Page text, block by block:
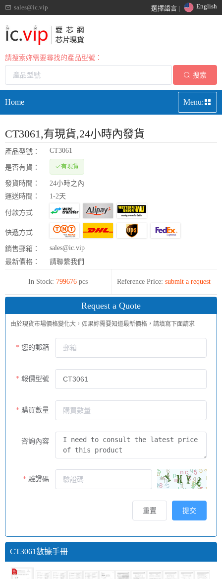
sales@ic.vip 選擇語言 | English
請搜索妳需要尋找的產品型號：
搜索
Home Menu:
CT3061 ,有現貨,24小時內發貨
產品型號： CT3061
是否有貨： 有現貨
發貨時間：
24小時之內
運送時間：
1-2天
付款方式
快遞方式
銷售郵箱：
sales@ic.vip
最新價格：
請聯繫我們
In Stock: 799676 pcs Reference Price: submit a request
Request a Quote
由於現貨市場價格變化大，如果妳需要知道最新價格，請填寫下面請求
您的郵箱
報價型號
購買數量
咨詢內容
驗證碼
提交
重置
CT3061數據手冊